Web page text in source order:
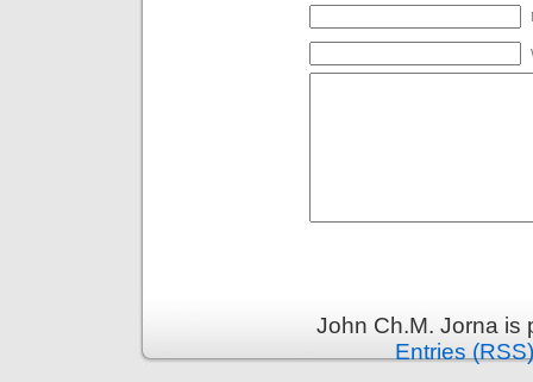
John Ch.M. Jorna
Entries (RSS)